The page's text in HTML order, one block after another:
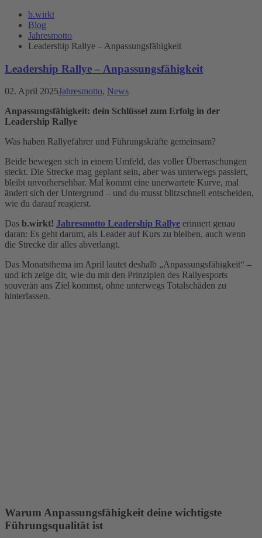
b.wirkt
Blog
Jahresmotto
Leadership Rallye – Anpassungsfähigkeit
Leadership Rallye – Anpassungsfähigkeit
02. April 2025Jahresmotto, News
Anpassungsfähigkeit: dein Schlüssel zum Erfolg in der
Leadership Rallye
Was haben Rallyefahrer und Führungskräfte gemeinsam?
Beide bewegen sich in einem Umfeld, das voller Überraschungen
steckt. Die Strecke mag geplant sein, aber was unterwegs passiert,
bleibt unvorhersehbar. Mal kommt eine unerwartete Kurve, mal
ändert sich der Untergrund – und du musst blitzschnell entscheiden,
wie du darauf reagierst.
Das b.wirkt! Jahresmotto Leadership Rallye erinnert genau
daran: Es geht darum, als Leader auf Kurs zu bleiben, auch wenn
die Strecke dir alles abverlangt.
Das Monatsthema im April lautet deshalb „Anpassungsfähigkeit“ –
und ich zeige dir, wie du mit den Prinzipien des Rallyesports
souverän ans Ziel kommst, ohne unterwegs Totalschäden zu
hinterlassen.
Warum Anpassungsfähigkeit deine wichtigste
Führungsqualität ist